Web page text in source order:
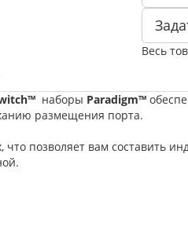
Весь
наборы Paradigm™
размещения порта.
позволяет вам составить